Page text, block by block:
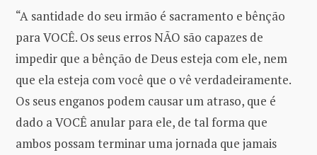
“A santidade do seu irmão é sacramento e bênção
para VOCÊ. Os seus erros NÃO são capazes de
impedir que a bênção de Deus esteja com ele, nem
que ela esteja com você que o vê verdadeiramente.
Os seus enganos podem causar um atraso, que é
dado a VOCÊ anular para ele, de tal forma que
ambos possam terminar uma jornada que jamais